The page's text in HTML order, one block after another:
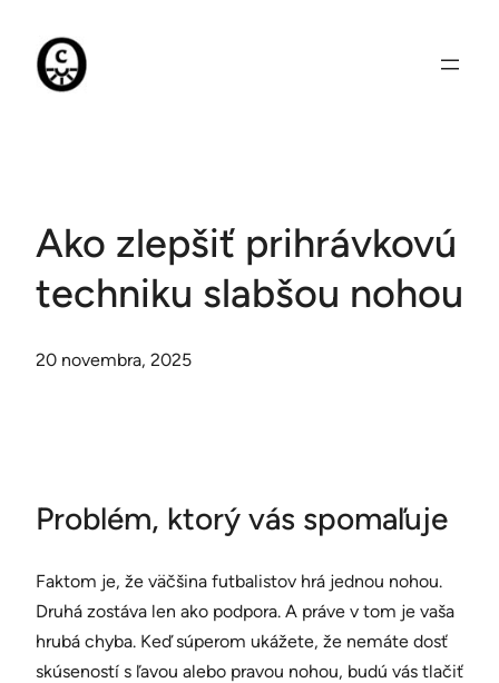
obsah
Ako zlepšiť prihrávkovú
techniku slabšou nohou
20 novembra, 2025
Problém, ktorý vás spomaľuje
Faktom je, že väčšina futbalistov hrá jednou nohou.
Druhá zostáva len ako podpora. A práve v tom je vaša
hrubá chyba. Keď súperom ukážete, že nemáte dosť
skúseností s ľavou alebo pravou nohou, budú vás tlačiť